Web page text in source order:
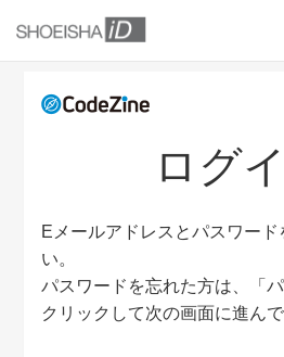
ログ
Eメールアドレスとパスワード
い。
パスワードを忘れた方は、「
クリックして次の画面に進んで